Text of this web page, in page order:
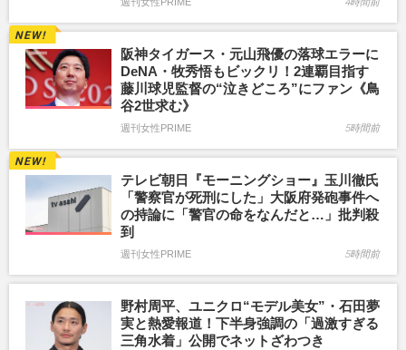
4時間前
阪神タイガース・元山飛優の落球エラーに
DeNA・牧秀悟もビックリ！2連覇目指す
藤川球児監督の“泣きどころ”にファン《鳥
谷2世求む》
週刊女性PRIME 5時間前
テレビ朝日『モーニングショー』玉川徹氏
「警察官が死刑にした」大阪府発砲事件へ
の持論に「警官の命をなんだと…」批判殺
到
週刊女性PRIME 5時間前
野村周平、ユニクロ“モデル美女”・石田夢
実と熱愛報道！下半身強調の「過激すぎる
三角水着」公開でネットざわつき